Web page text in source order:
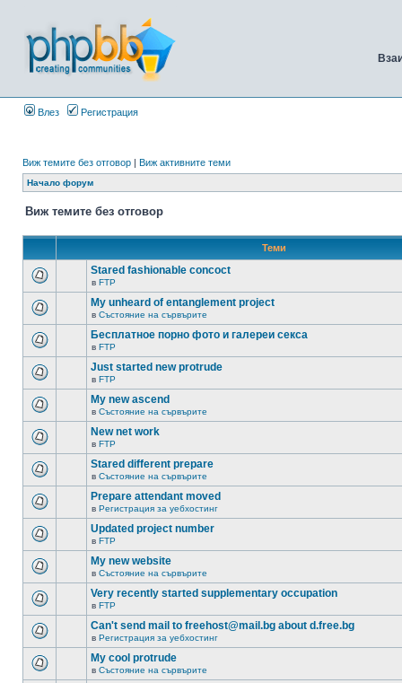
Влез Регистрация
Виж темите без отговор | Виж активните теми
Начало форум
Виж темите без отговор
Теми
Stared fashionable concoct
в FTP
My unheard of entanglement project
в Състояние на сървърите
Бесплатное порно фото и галереи секса
в FTP
Just started new protrude
в FTP
My new ascend
в Състояние на сървърите
New net work
в FTP
Stared different prepare
в Състояние на сървърите
Prepare attendant moved
в Регистрация за уебхостинг
Updated project number
в FTP
My new website
в Състояние на сървърите
Very recently started supplementary occupation
в FTP
Can't send mail to freehost@mail.bg about d.free.bg
в Регистрация за уебхостинг
My cool protrude
в Състояние на сървърите